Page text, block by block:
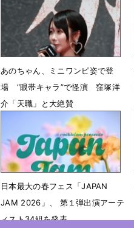
6月3日 19時42分
あのちゃん、ミニワンピ姿で登
場 “眼帯キャラ”で怪演 窪塚洋
介「天職」と大絶賛
4月6日 21時07分
日本最大の春フェス「JAPAN
JAM 2026」、 第１弾出演アーテ
ィスト34組を発表